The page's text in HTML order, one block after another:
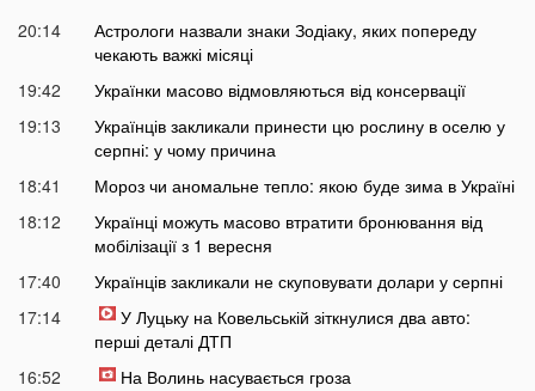
20:14
Астрологи назвали знаки Зодіаку, яких попереду
чекають важкі місяці
19:42
Українки масово відмовляються від консервації
19:13
Українців закликали принести цю рослину в оселю у
серпні: у чому причина
18:41
Мороз чи аномальне тепло: якою буде зима в Україні
18:12
Українці можуть масово втратити бронювання від
мобілізації з 1 вересня
17:40
Українців закликали не скуповувати долари у серпні
17:14
У Луцьку на Ковельській зіткнулися два авто:
перші деталі ДТП
16:52
На Волинь насувається гроза